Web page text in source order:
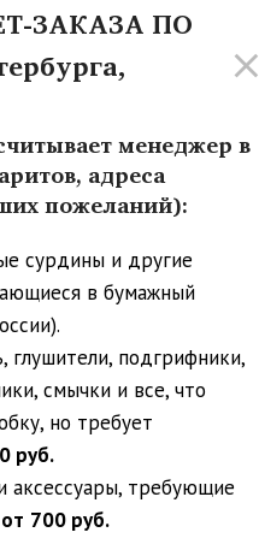
ЗАКАЗА ПО
менеджер в
адреса
пожеланий):
сурдины и другие
в бумажный
глушители, подгрифники,
смычки и все, что
но требует
руб.
аксессуары, требующие
от 700 руб.